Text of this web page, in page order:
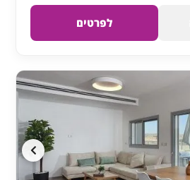
לפרטים